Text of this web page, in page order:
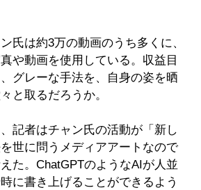
氏は約3万の動画のうち多くに、
や動画を使用している。収益目
グレーな手法を、自身の姿を晒
と取るだろうか。
記者はチャン氏の活動が「新し
世に問うメディアアートなので
た。ChatGPTのようなAIが人並
に書き上げることができるよう